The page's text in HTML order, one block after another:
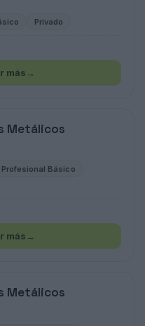
Privado
más →
Metálicos
Básico
más →
Metálicos